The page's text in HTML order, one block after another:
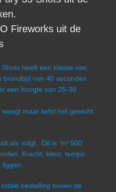
Fireworks uit de
heeft een klasse van
brandtijd van 40 seconden
een hoogte van 25-30
maar liefst het gewicht
als volgt.: Dit is ‘m! 500
Kracht, kleur, tempo.
bestelling boven de